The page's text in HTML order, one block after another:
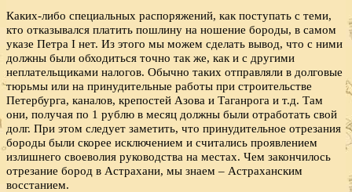
Каких-либо специальных распоряжений, как поступать с теми,
кто отказывался платить пошлину на ношение бороды, в самом
указе Петра I нет. Из этого мы можем сделать вывод, что с ними
должны были обходиться точно так же, как и с другими
неплательщиками налогов. Обычно таких отправляли в долговые
тюрьмы или на принудительные работы при строительстве
Петербурга, каналов, крепостей Азова и Таганрога и т.д. Там
они, получая по 1 рублю в месяц должны были отработать свой
долг. При этом следует заметить, что принудительное отрезания
бороды были скорее исключением и считались проявлением
излишнего своеволия руководства на местах. Чем закончилось
отрезание бород в Астрахани, мы знаем – Астраханским
восстанием.